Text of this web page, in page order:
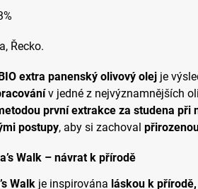
Řecko.
extra panenský olivový olej je
v jedné z nejvýznamnějších
první extrakce za studena při
postupy, aby si zachoval
Walk – návrat k přírodě
Walk je inspirována láskou k